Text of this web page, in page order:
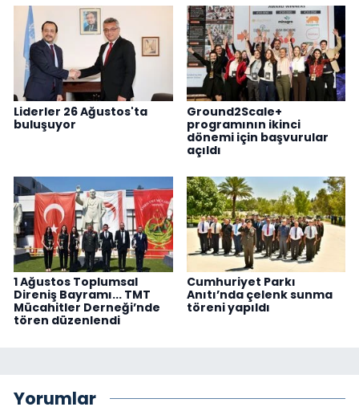
Liderler 26 Ağustos'ta
buluşuyor
Ground2Scale+
programının ikinci
dönemi için başvurular
açıldı
1 Ağustos Toplumsal
Direniş Bayramı... TMT
Mücahitler Derneği’nde
tören düzenlendi
Cumhuriyet Parkı
Anıtı’nda çelenk sunma
töreni yapıldı
Yorumlar